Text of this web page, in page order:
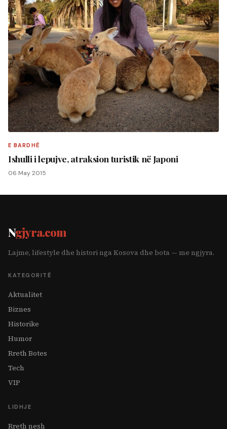
E BARDHË
Ishulli i lepujve, atraksion turistik në Japoni
06 May 2015
Ngjyra.com
Lajme, lifestyle dhe histori nga Kosova dhe bota — me ngjyra.
KATEGORITË
Aktualitet
Biznes
Historike
Humor
Rreth Botes
Tech
VIP
LIDHJE
Rreth nesh